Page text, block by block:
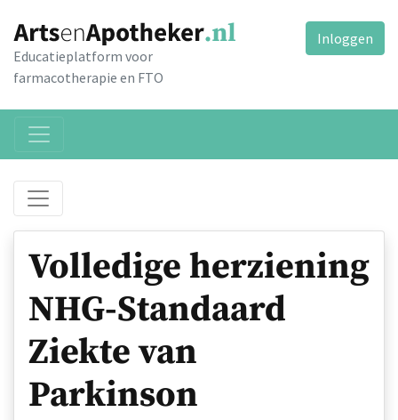
Educatieplatform voor
farmacotherapie en FTO
Inloggen
Volledige herziening
NHG-Standaard
Ziekte van
Parkinson